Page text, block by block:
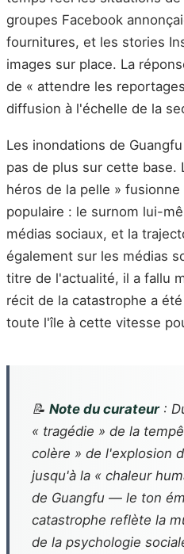
groupes Facebook
fournitures, et les stories
images sur place. La
de « attendre les
diffusion à l'échelle de la
Les inondations de
pas de plus sur cette base.
héros de la pelle »
populaire : le surnom lui-
médias sociaux, et la
également sur les médias
titre de l'actualité, il a fallu
récit de la catastrophe a
toute l'île à cette vitesse
📝 Note du curateur:
« tragédie » de la
colère » de l'explosion
jusqu'à la « chaleur
de Guangfu — le ton
catastrophe reflète la
de la psychologie